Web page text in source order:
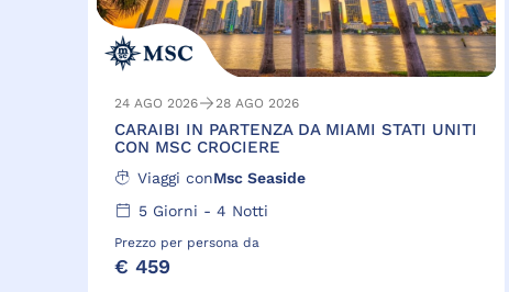
24 AGO 2026 28 AGO 2026
CARAIBI IN PARTENZA DA MIAMI STATI UNITI
CON MSC CROCIERE
Viaggi conMsc Seaside
5Giorni - 4 Notti
Prezzo per persona da
€ 459